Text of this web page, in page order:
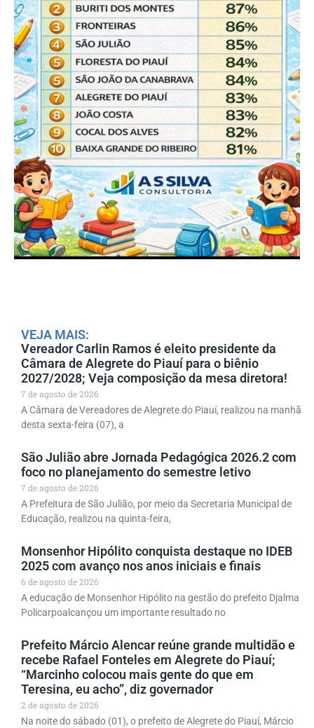
VEJA MAIS:
Vereador Carlin Ramos é eleito presidente da
Câmara de Alegrete do Piauí para o biênio
2027/2028; Veja composição da mesa diretora!
7 de agosto de 2026
A Câmara de Vereadores de Alegrete do Piauí, realizou na manhã
desta sexta-feira (07), a
São Julião abre Jornada Pedagógica 2026.2 com
foco no planejamento do semestre letivo
7 de agosto de 2026
A Prefeitura de São Julião, por meio da Secretaria Municipal de
Educação, realizou na quinta-feira,
Monsenhor Hipólito conquista destaque no IDEB
2025 com avanço nos anos iniciais e finais
6 de agosto de 2026
A educação de Monsenhor Hipólito na gestão do prefeito Djalma
Policarpoalcançou um importante resultado no
Prefeito Márcio Alencar reúne grande multidão e
recebe Rafael Fonteles em Alegrete do Piauí;
“Marcinho colocou mais gente do que em
Teresina, eu acho”, diz governador
2 de agosto de 2026
Na noite do sábado (01), o prefeito de Alegrete do Piauí, Márcio